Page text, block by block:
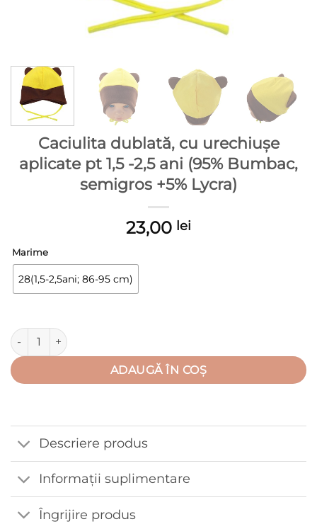
Caciulita dublată, cu urechiușe
aplicate pt 1,5 -2,5 ani (95% Bumbac,
semigros +5% Lycra)
23,00 lei
Marime
28(1,5-2,5ani; 86-95 cm)
Cantitate Caciulita dublată, cu urechiușe aplicate pt 1,5 -2,5
ADAUGĂ ÎN COȘ
Descriere produs
Informații suplimentare
Îngrijire produs